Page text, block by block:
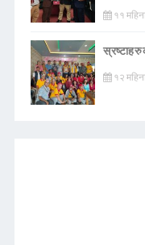
११
१२